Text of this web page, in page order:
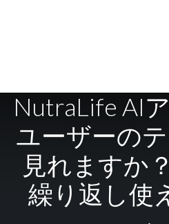
NutraLife AI
ユーザーの
見れますか
繰り返し使